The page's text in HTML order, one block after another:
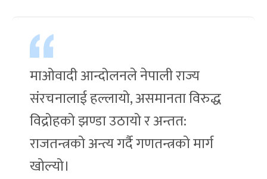
माओवादी आन्दोलनले नेपाली राज्य
संरचनालाई हल्लायो, असमानता विरुद्ध
विद्रोहको झण्डा उठायो र अन्तत:
राजतन्त्रको अन्त्य गर्दै गणतन्त्रको मार्ग
खोल्यो।